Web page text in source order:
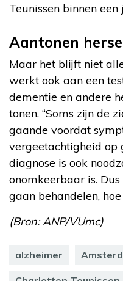
Teunissen binnen
Aantonen
Maar het blijft niet
werkt ook aan een
dementie en andere
tonen. “Soms zijn de
gaande voordat
vergeetachtigheid op
diagnose is ook
onomkeerbaar is.
gaan behandelen, hoe
(Bron: ANP/VUmc)
alzheimer